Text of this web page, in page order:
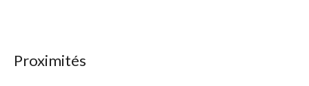
Proximités